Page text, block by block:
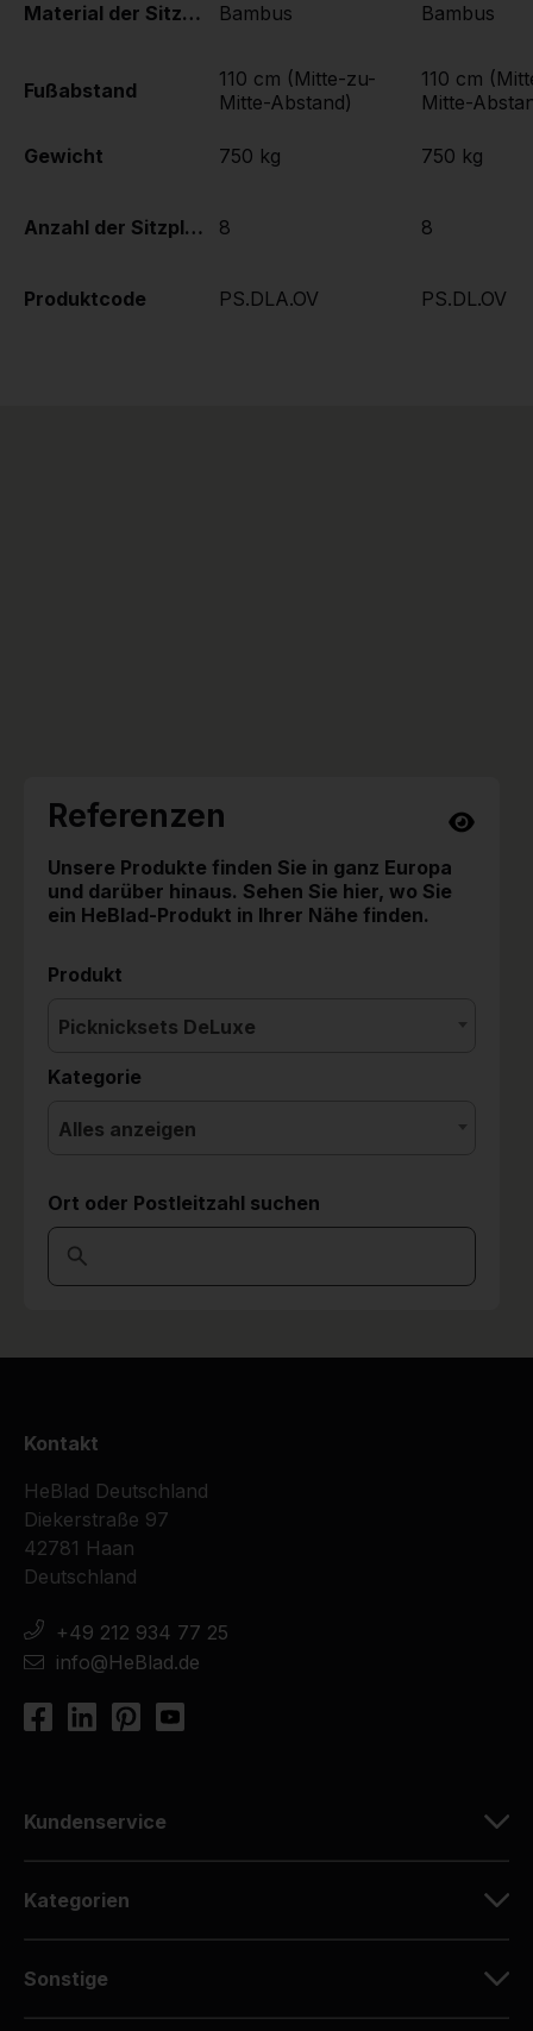
Material der Sitzplätze
Fußabstand
Gewicht
Anzahl der Sitzplätze
Produktcode
Bambus
110 cm (Mitte-zu-
Mitte-Abstand)
750 kg
8
PS.DLA.OV
Bambus
110 cm
Mitte-
750 kg
8
PS.DL.OV
Referenzen
Unsere Produkte finden Sie in ganz Europa
und darüber hinaus. Sehen Sie hier, wo Sie
ein HeBlad-Produkt in Ihrer Nähe finden.
Produkt
Picknicksets DeLuxe
Kategorie
Alles anzeigen
Ort oder Postleitzahl suchen
Kontakt
HeBlad Deutschland
Diekerstraße 97
42781 Haan
Deutschland
+49 212 934 77 25
info@HeBlad.de
Kundenservice
Kategorien
Sonstige